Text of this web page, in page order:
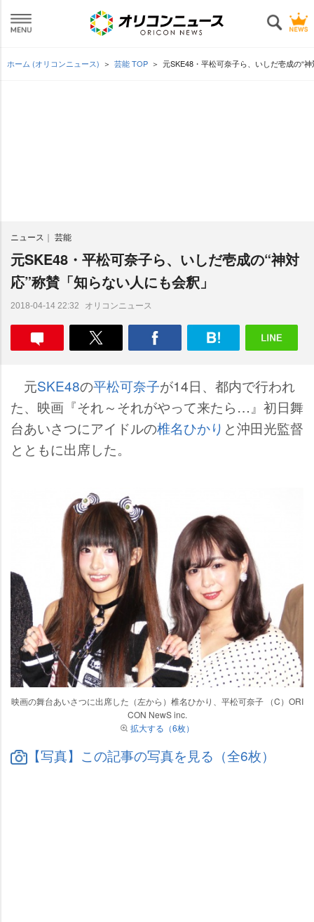
ホーム (オリコンニュース) 芸能 TOP 元SKE48・平松可奈子ら、いしだ壱成の“
ニュース 芸能
元SKE48・平松可奈子ら、いしだ壱成の“神対
応”称賛「知らない人にも会釈」
2018-04-14 22:32 オリコンニュース
元SKE48の平松可奈子が14日、都内で行われ
た、映画『それ～それがやって来たら…』初日舞
台あいさつにアイドルの椎名ひかり と沖田光監督
とともに出席した。
映画の舞台あいさつに出席した（左から）椎名ひかり、平松可奈子 （C）ORI
CON NewS inc.
拡大する（6枚）
【写真】この記事の写真を見る（全6枚）